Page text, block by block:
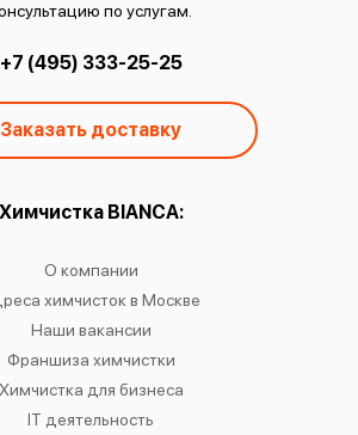
по услугам.
+7 (495) 333-25-25
Заказать доставку
Химчистка BIANCA:
О компании
химчисток в Москве
Наши вакансии
Франшиза химчистки
Химчистка для бизнеса
IT деятельность